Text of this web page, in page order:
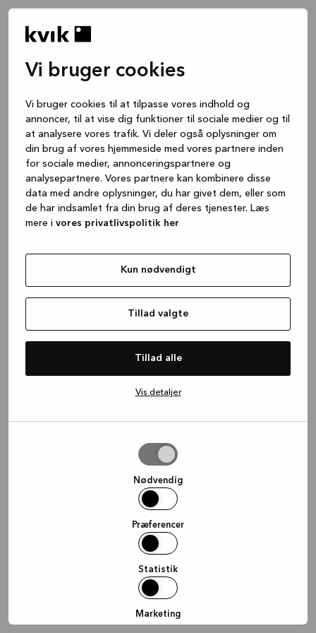
Vi bruger cookies
Vi bruger cookies til at tilpasse vores indhold og
annoncer, til at vise dig funktioner til sociale medier og til
at analysere vores trafik. Vi deler også oplysninger om
din brug af vores hjemmeside med vores partnere inden
for sociale medier, annonceringspartnere og
analysepartnere. Vores partnere kan kombinere disse
data med andre oplysninger, du har givet dem, eller som
de har indsamlet fra din brug af deres tjenester. Læs
mere i vores privatlivspolitik her
Kun nødvendigt
Tillad valgte
Tillad alle
Vis detaljer
Nødvendig
Præferencer
Statistik
Marketing
(see the browser console for more
information).